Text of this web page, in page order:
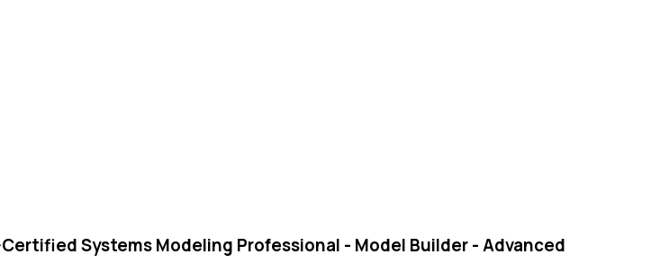
Systems Modeling Professional - Model Builder - Advanced